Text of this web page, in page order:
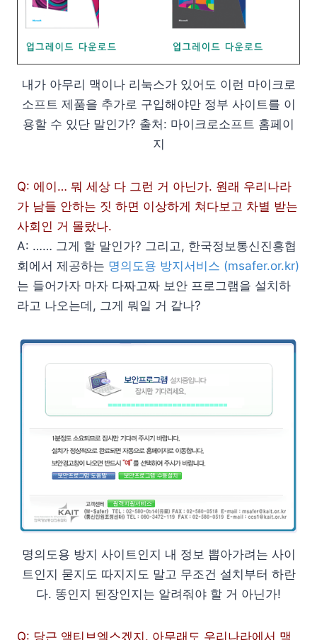
내가 아무리 맥이나 리눅스가 있어도 이런 마이크로
소프트 제품을 추가로 구입해야만 정부 사이트를 이
용할 수 있단 말인가? 출처: 마이크로소프트 홈페이
지
Q: 에이… 뭐 세상 다 그런 거 아닌가. 원래 우리나라
가 남들 안하는 짓 하면 이상하게 쳐다보고 차별 받는
사회인 거 몰랐나.
A: …… 그게 할 말인가? 그리고, 한국정보통신진흥협
회에서 제공하는 명의도용 방지서비스 (msafer.or.kr)
는 들어가자 마자 다짜고짜 보안 프로그램을 설치하
라고 나오는데, 그게 뭐일 거 같나?
명의도용 방지 사이트인지 내 정보 뽑아가려는 사이
트인지 묻지도 따지지도 말고 무조건 설치부터 하란
다. 똥인지 된장인지는 알려줘야 할 거 아닌가!
Q: 당근 액티브엑스겠지. 아무래도 우리나라에서 맥